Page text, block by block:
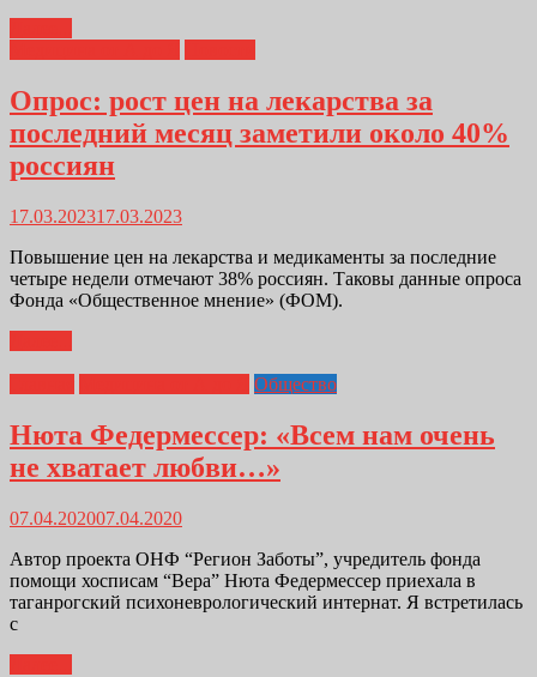
Опрос: рост цен на лекарства за
последний месяц заметили около 40%
россиян
17.03.202317.03.2023
Повышение цен на лекарства и медикаменты за последние
четыре недели отмечают 38% россиян. Таковы данные опроса
Фонда «Общественное мнение» (ФОМ).
Общество
Нюта Федермессер: «Всем нам очень
не хватает любви…»
07.04.202007.04.2020
Автор проекта ОНФ “Регион Заботы”, учредитель фонда
помощи хосписам “Вера” Нюта Федермессер приехала в
таганрогский психоневрологический интернат. Я встретилась
с